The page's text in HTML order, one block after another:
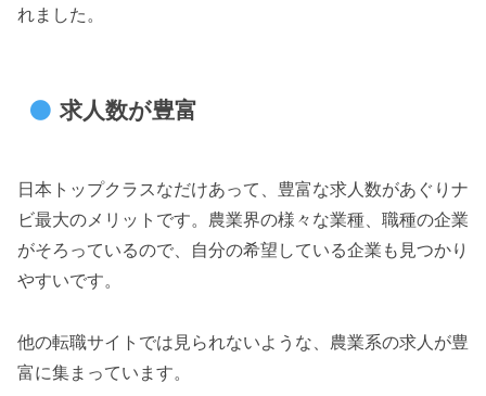
れました。
求人数が豊富
日本トップクラスなだけあって、豊富な求人数があぐりナ
ビ最大のメリットです。農業界の様々な業種、職種の企業
がそろっているので、自分の希望している企業も見つかり
やすいです。
他の転職サイトでは見られないような、農業系の求人が豊
富に集まっています。